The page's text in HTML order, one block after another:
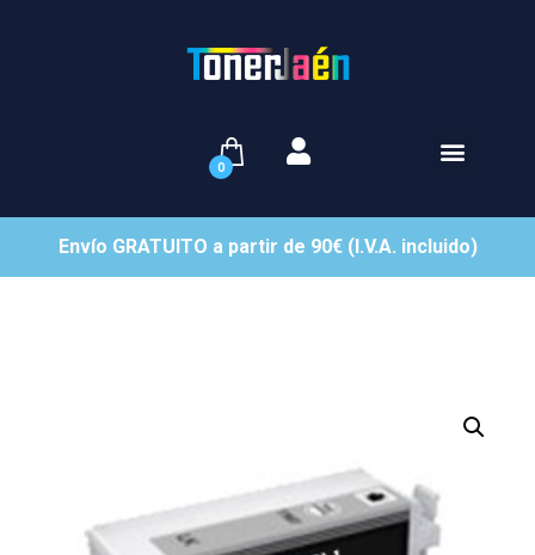
0
Envío GRATUITO a partir de 90€ (I.V.A. incluido)